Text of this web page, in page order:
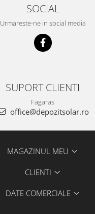
SOCIAL
Urmareste-ne in social media
SUPORT CLIENTI
Fagaras
office@depozitsolar.ro
MAGAZINUL MEU
CLIENTI
DATE COMERCIALE